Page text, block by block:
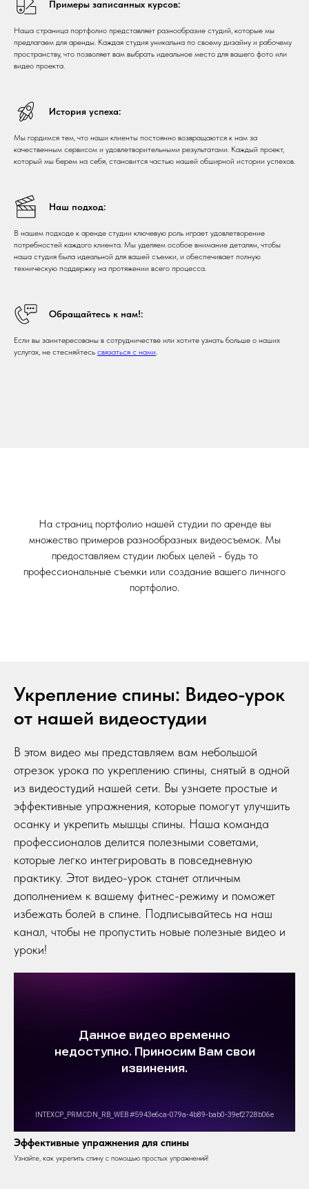
Примеры записанных курсов:
Наша страница портфолио представляет разнообразие студий, которые мы
предлагаем для аренды. Каждая студия уникальна по своему дизайну и рабочему
пространству, что позволяет вам выбрать идеальное место для вашего фото или
видео проекта.
История успеха:
Мы гордимся тем, что наши клиенты постоянно возвращаются к нам за
качественным сервисом и удовлетворительными результатами. Каждый проект,
который мы берем на себя, становится частью нашей обширной истории успехов.
Наш подход:
В нашем подходе к аренде студии ключевую роль играет удовлетворение
потребностей каждого клиента. Мы уделяем особое внимание деталям, чтобы
наша студия была идеальной для вашей съемки, и обеспечивает полную
техническую поддержку на протяжении всего процесса.
Обращайтесь к нам!:
Если вы заинтересованы в сотрудничестве или хотите узнать больше о наших
услугах, не стесняйтесь связаться с нами.
На страниц портфолио нашей студии по аренде вы
множество примеров разнообразных видеосъемок. Мы
предоставляем студии любых целей - будь то
профессиональные съемки или создание вашего личного
портфолио.
Укрепление спины: Видео-урок
от нашей видеостудии
В этом видео мы представляем вам небольшой
отрезок урока по укреплению спины, снятый в одной
из видеостудий нашей сети. Вы узнаете простые и
эффективные упражнения, которые помогут улучшить
осанку и укрепить мышцы спины. Наша команда
профессионалов делится полезными советами,
которые легко интегрировать в повседневную
практику. Этот видео-урок станет отличным
дополнением к вашему фитнес-режиму и поможет
избежать болей в спине. Подписывайтесь на наш
канал, чтобы не пропустить новые полезные видео и
уроки!
Эффективные упражнения для спины
Узнайте, как укрепить спину с помощью простых упражнений!